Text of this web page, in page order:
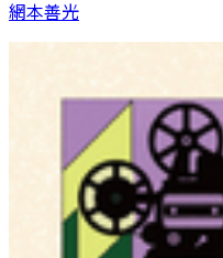
網本善光